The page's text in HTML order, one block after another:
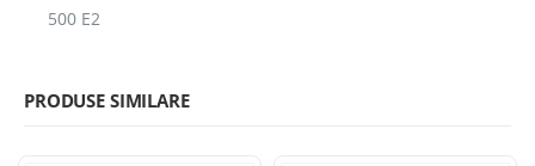
500 E2
PRODUSE SIMILARE